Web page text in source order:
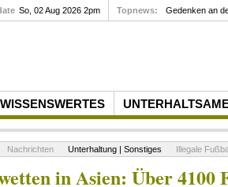
WISSENSWERTES
So, 02 Aug 2026 2pm Topnews: Gedenken an
Nachrichten Unterhaltung | Sonstiges Illegale
in Asien: Über 4100